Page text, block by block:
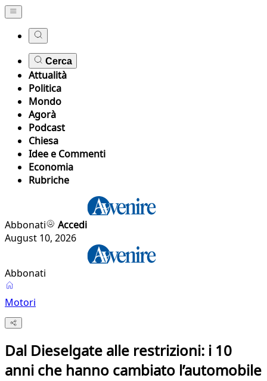
Cerca
Attualità
Politica
Mondo
Agorà
Podcast
Chiesa
Idee e Commenti
Economia
Rubriche
Abbonati
Accedi
August 10, 2026
Abbonati
Motori
Dal Dieselgate alle restrizioni: i 10
anni che hanno cambiato l’automobile